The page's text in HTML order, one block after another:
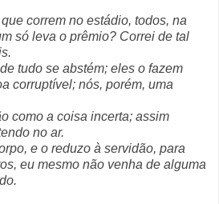
correm no estádio, todos, na
só leva o prêmio? Correi de tal
tudo se abstém; eles o fazem
corruptível; nós, porém, uma
como a coisa incerta; assim
no ar.
e o reduzo à servidão, para
eu mesmo não venha de alguma